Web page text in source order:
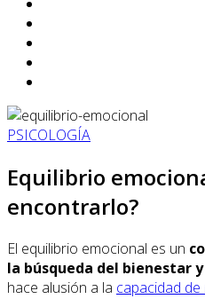
PSICOLOGÍA
Equilibrio
encontrarlo?
El equilibrio emocional es un
la búsqueda del bienestar
hace alusión a la capacidad